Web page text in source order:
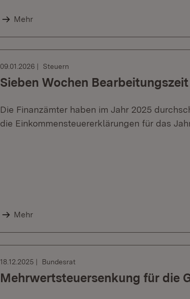
Mehr
09.01.2026 Steuern
Sieben Wochen
Die Finanzämter haben im Jahr 2025
die Einkommensteuererklärungen für das
Mehr
18.12.2025 Bundesrat
Mehrwertsteuersenkung für die